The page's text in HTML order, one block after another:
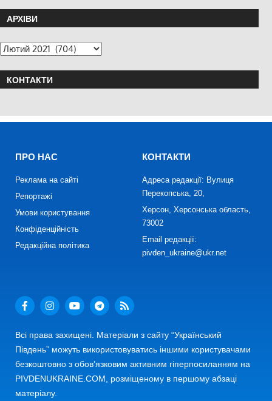
АРХІВИ
КОНТАКТИ
ПРО НАС
Реклама на сайті
Репортажі
Умови користування
Конфіденційність
Редакційна політика
КОНТАКТИ
Адреса редакції: Вулиця
Перекопська, 20,
Херсон, Херсонська область,
73002
Email редакції:
pivden_ukraine@ukr.net
Всі права захищені. Матеріали з сайту “Український
Південь” можуть використовуватись іншими користувачами
безкоштовно з обов’язковим активним гіперпосиланням на
PIVDENUKRAINE.COM, розміщеному в першому абзаці
матеріалу.